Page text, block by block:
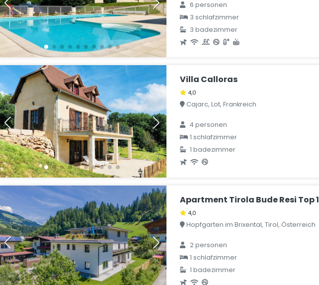
6 personen
3 schlafzimmer
3 badezimmer
Villa Calloras
4,0
Cajarc, Lot, Frankreich
4 personen
1 schlafzimmer
1 badezimmer
Apartment Tirola Bude Resi Top 1
4,0
Hopfgarten im Brixental, Tirol, Österreich
2 personen
1 schlafzimmer
1 badezimmer